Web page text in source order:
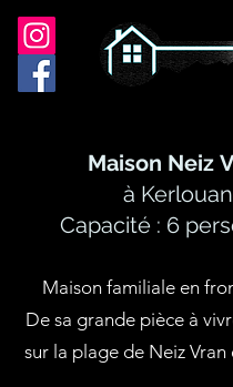
Maison Neiz
à Kerlouan
Capacité : 6
Maison familiale en
De sa grande pièce à
sur la plage de Neiz Vran